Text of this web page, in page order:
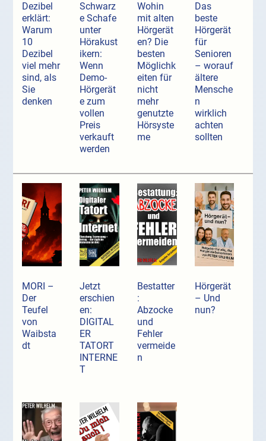
Dezibel
erklärt:
Warum
10
Dezibel
viel mehr
sind, als
Sie
denken
Schwarz
e Schafe
unter
Hörakust
ikern:
Wenn
Demo-
Hörgerät
e zum
vollen
Preis
verkauft
werden
Wohin
mit alten
Hörgerät
en? Die
besten
Möglichk
eiten für
nicht
mehr
genutzte
Hörsyste
me
Das
beste
Hörgerät
für
Senioren
– worauf
ältere
Mensche
n
wirklich
achten
sollten
MORI –
Der
Teufel
von
Waibsta
dt
Jetzt
erschien
en:
DIGITAL
ER
TATORT
INTERNE
T
Bestatter
:
Abzocke
und
Fehler
vermeide
n
Hörgerät
– Und
nun?